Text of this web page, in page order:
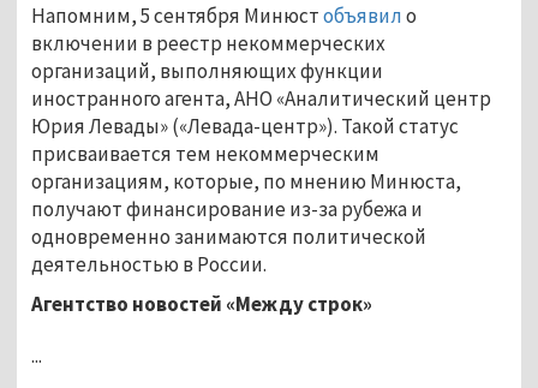
Напомним, 5 сентября Минюстобъявило
включении в реестр некоммерческих
организаций, выполняющих функции
иностранного агента, АНО «Аналитический центр
Юрия Левады» («Левада-центр»). Такой статус
присваивается тем некоммерческим
организациям, которые, по мнению Минюста,
получают финансирование из-за рубежа и
одновременно занимаются политической
деятельностью в России.
Агентство новостей «Между строк»
...